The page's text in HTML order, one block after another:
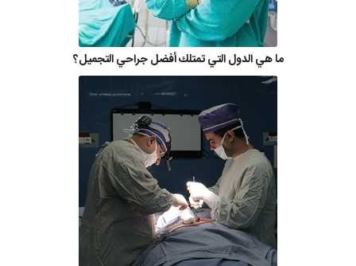
ما هي الدول التي تمتلك أفضل جراحي التجميل؟